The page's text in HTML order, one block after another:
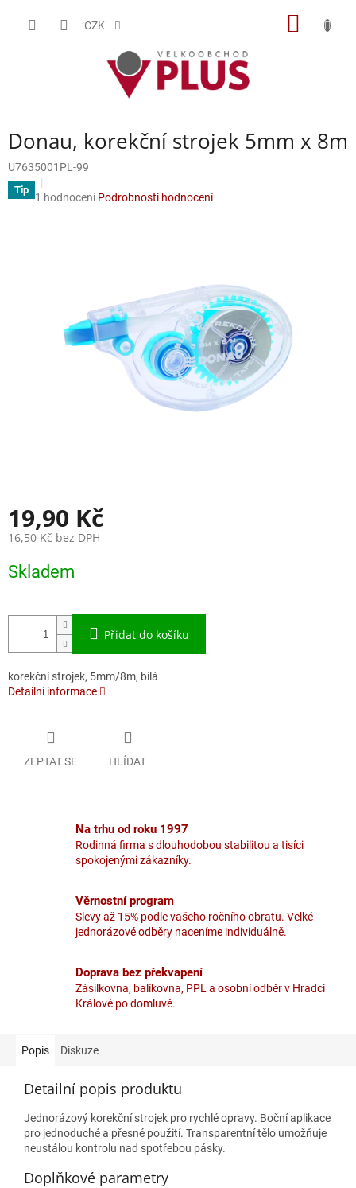
CZK
Donau, korekční strojek 5mm x 8m
U7635001PL-99
Tip
Průměrné
1 hodnocení Podrobnosti hodnocení
19,90 Kč
16,50 Kč bez DPH
cena:
Skladem
Přidat do košíku
korekční strojek, 5mm/8m, bílá
Detailní informace
ZEPTAT SE HLÍDAT
Na trhu od roku 1997
Rodinná firma s dlouhodobou stabilitou a tisíci
spokojenými zákazníky.
Věrnostní program
Slevy až 15% podle vašeho ročního obratu. Velké
jednorázové odběry naceníme individuálně.
Doprava bez překvapení
Zásilkovna, balíkovna, PPL a osobní odběr v Hradci
Králové po domluvě.
Popis Diskuze
Detailní popis produktu
Jednorázový korekční strojek pro rychlé opravy. Boční aplikace
pro jednoduché a přesné použití. Transparentní tělo umožňuje
neustálou kontrolu nad spotřebou pásky.
Doplňkové parametry